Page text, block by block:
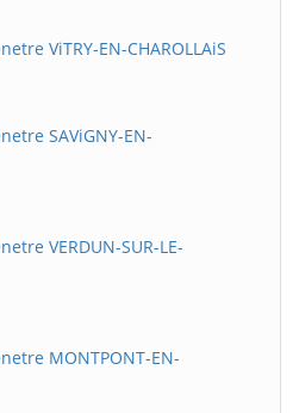
ViTRY-EN-CHAROLLAiS
SAViGNY-EN-
VERDUN-SUR-LE-
MONTPONT-EN-